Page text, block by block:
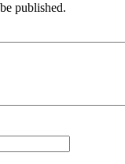
published.